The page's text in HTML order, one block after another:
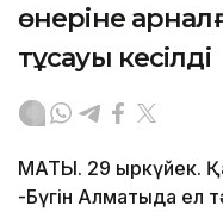
өнеріне
тұсауы кесілді
МАТЫ. 29 қыркүйек.
-Бүгін Алматыда ел